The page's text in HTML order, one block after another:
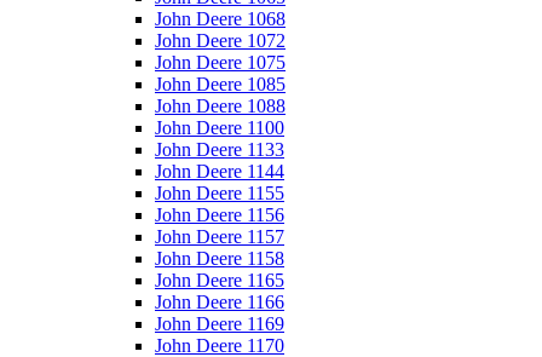
John Deere 1068
John Deere 1072
John Deere 1075
John Deere 1085
John Deere 1088
John Deere 1100
John Deere 1133
John Deere 1144
John Deere 1155
John Deere 1156
John Deere 1157
John Deere 1158
John Deere 1165
John Deere 1166
John Deere 1169
John Deere 1170